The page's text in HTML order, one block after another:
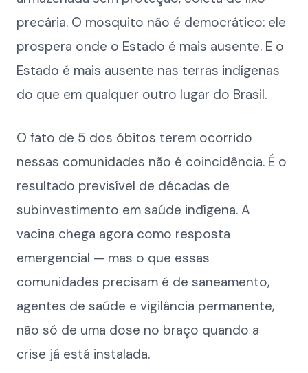
precária. O mosquito não é democrático: ele
prospera onde o Estado é mais ausente. E o
Estado é mais ausente nas terras indígenas
do que em qualquer outro lugar do Brasil.
O fato de 5 dos óbitos terem ocorrido
nessas comunidades não é coincidência. É o
resultado previsível de décadas de
subinvestimento em saúde indígena. A
vacina chega agora como resposta
emergencial — mas o que essas
comunidades precisam é de saneamento,
agentes de saúde e vigilância permanente,
não só de uma dose no braço quando a
crise já está instalada.